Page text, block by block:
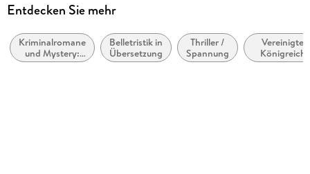
Übersetzung
Verlag/Hersteller
Goldmann TB
Entdecken Sie mehr
Kriminalromane
und Mystery:
Polizeiarbeit &
Belletristik in
Übersetzung
Thriller /
Spannung
Vereinigtes
Königreich,